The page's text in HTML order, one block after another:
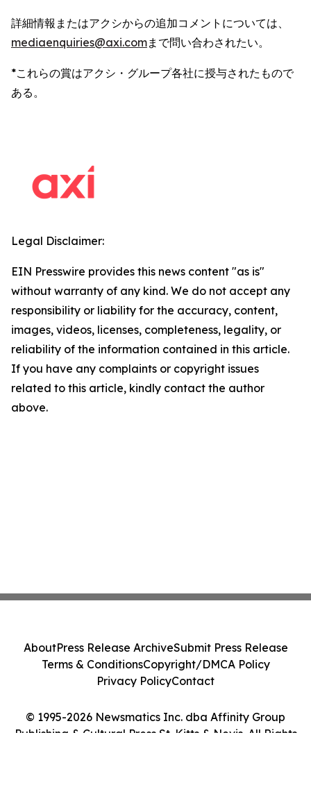
詳細情報またはアクシからの追加コメントについては、
mediaenquiries@axi.comまで問い合わされたい。
*これらの賞はアクシ・グループ各社に授与されたもので
ある。
Legal Disclaimer:
EIN Presswire provides this news content "as is"
without warranty of any kind. We do not accept any
responsibility or liability for the accuracy, content,
images, videos, licenses, completeness, legality, or
reliability of the information contained in this article.
If you have any complaints or copyright issues
related to this article, kindly contact the author
above.
© 1995-2026 Newsmatics Inc. dba Affinity Group
Publishing & Cultural Press St. Kitts & Nevis. All Rights
AboutPress Release ArchiveSubmit Press Release
Terms & ConditionsCopyright/DMCA Policy
Privacy PolicyContact